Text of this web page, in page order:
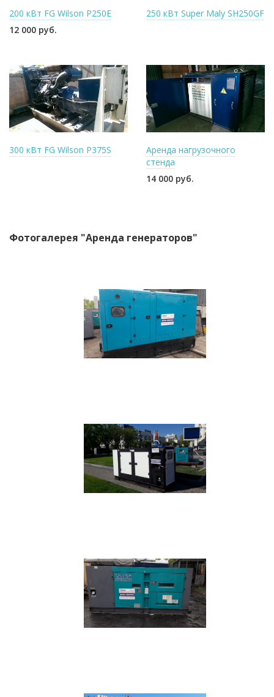
200 кВт FG Wilson P250E
12 000 руб.
250 кВт Super Maly SH250GF
300 кВт FG Wilson P375S
Аренда нагрузочного
стенда
14 000 руб.
Фотогалерея "Аренда генераторов"